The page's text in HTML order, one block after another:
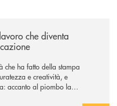
che diventa
che ha fatto della stampa
e creatività, e
accanto al piombo la